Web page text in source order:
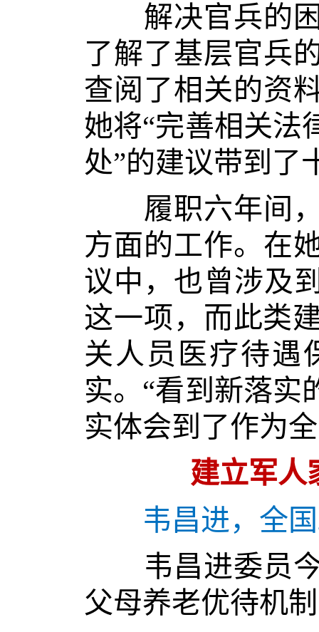
解决官兵的困
了解了基层官兵
查阅了相关的资
她将“完善相关法
处”的建议带到了
履职六年间，
方面的工作。在
议中，也曾涉及
这一项，而此类
关人员医疗待遇
实。“看到新落实
实体会到了作为
建立军人
韦昌进，全
韦昌进委员今
父母养老优待机